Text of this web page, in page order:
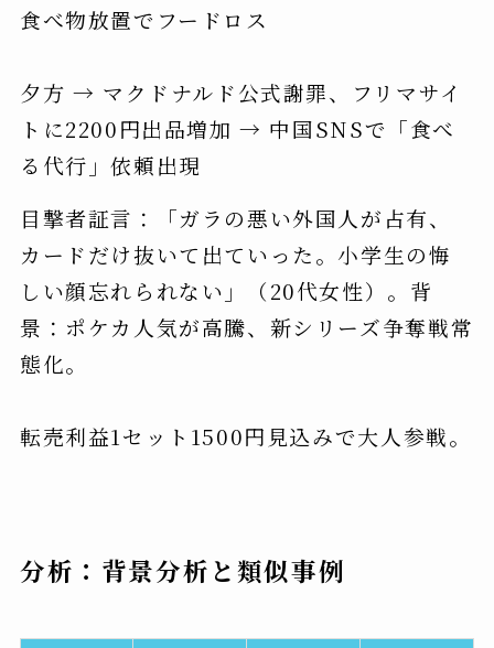
食べ物放置でフードロス
夕方 → マクドナルド公式謝罪、フリマサイ
トに2200円出品増加 → 中国SNSで「食べ
る代行」依頼出現
目撃者証言：「ガラの悪い外国人が占有、
カードだけ抜いて出ていった。小学生の悔
しい顔忘れられない」（20代女性）。背
景：ポケカ人気が高騰、新シリーズ争奪戦常
態化。
転売利益1セット1500円見込みで大人参戦。
分析：背景分析と類似事例